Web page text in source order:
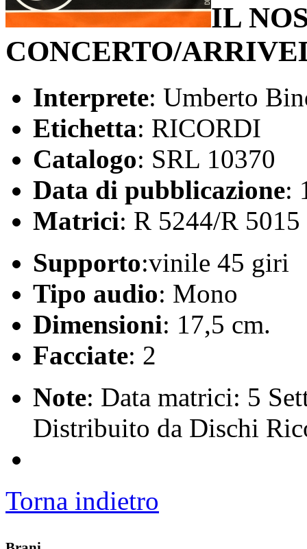
IL
CONCERTO/
Interprete: Umberto
Etichetta: RICORDI
Catalogo: SRL 10370
Data di pubblicazione:
Matrici: R 5244/R 5015
Supporto:vinile 45 giri
Tipo audio: Mono
Dimensioni: 17,5 cm.
Facciate: 2
Note: Data matrici: 5
Distribuito da Dischi
Torna indietro